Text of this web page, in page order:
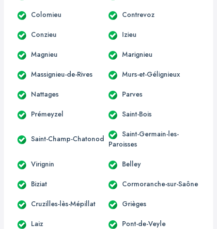
Colomieu Contrevoz
Conzieu Izieu
Magnieu Marignieu
Massignieu-de-Rives Murs-et-Gélignieux
Nattages Parves
Prémeyzel Saint-Bois
Saint-Champ-Chatonod
Saint-Germain-les-
Paroisses
Virignin Belley
Biziat Cormoranche-sur-Saône
Cruzilles-lès-Mépillat Grièges
Laiz Pont-de-Veyle